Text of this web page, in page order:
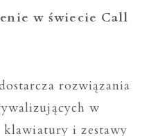
w świecie Call
rozwiązania
w
klawiatury i zestawy